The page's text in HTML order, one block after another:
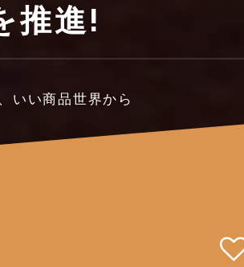
推進!
いい商品世界から